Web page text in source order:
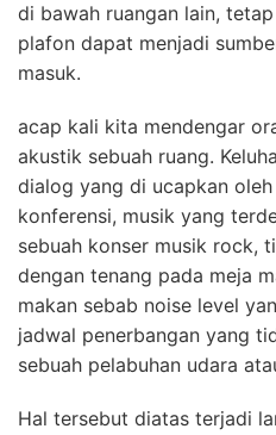
di bawah ruangan lain,
plafon dapat menjadi
masuk.
acap kali kita mendengar
akustik sebuah ruang.
dialog yang di ucapkan
konferensi, musik yang
sebuah konser musik rock,
dengan tenang pada meja
makan sebab noise level
jadwal penerbangan yang
sebuah pelabuhan udara
Hal tersebut diatas terjadi